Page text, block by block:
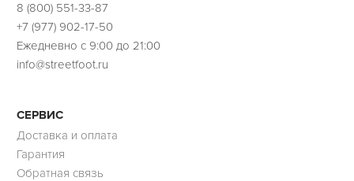
8 (800) 551-33-87
+7 (977) 902-17-50
Ежедневно с 9:00 до 21:00
info@streetfoot.ru
СЕРВИС
Доставка и оплата
Гарантия
Обратная связь